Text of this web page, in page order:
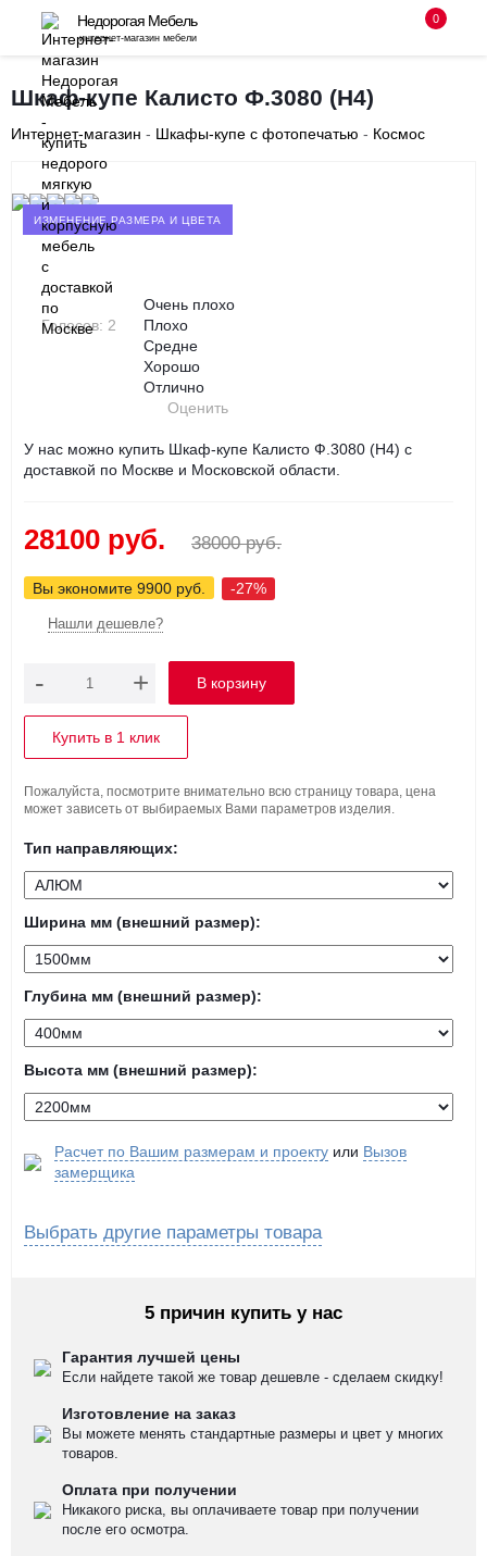
Недорогая Мебель
интернет-магазин мебели
8 (495) 255-08-94
с 10-00 до 18-00 без выходных
Заказать звонок
0
Шкаф-купе Калисто Ф.3080 (Н4)
Интернет-магазин - Шкафы-купе с фотопечатью - Космос
‹ИЗМЕНЕНИЕ РАЗМЕРА И ЦВЕТА
Голосов: 2
Очень плохо
Плохо
Средне
Хорошо
Отлично
Оценить
У нас можно купить Шкаф-купе Калисто Ф.3080 (Н4) с
доставкой по Москве и Московской области.
28100 руб. 38000 руб.
Вы экономите 9900 руб. -27%
Нашли дешевле?
- +
Купить в 1 клик
Пожалуйста, посмотрите внимательно всю страницу товара, цена
может зависеть от выбираемых Вами параметров изделия.
Тип направляющих:
Ширина мм (внешний размер):
Глубина мм (внешний размер):
Высота мм (внешний размер):
Расчет по Вашим размерам и проекту или Вызов
замерщика
Выбрать другие параметры товара
5 причин купить у нас
Гарантия лучшей цены
Если найдете такой же товар дешевле - сделаем скидку!
Изготовление на заказ
Вы можете менять стандартные размеры и цвет у многих
товаров.
Оплата при получении
Никакого риска, вы оплачиваете товар при получении
после его осмотра.